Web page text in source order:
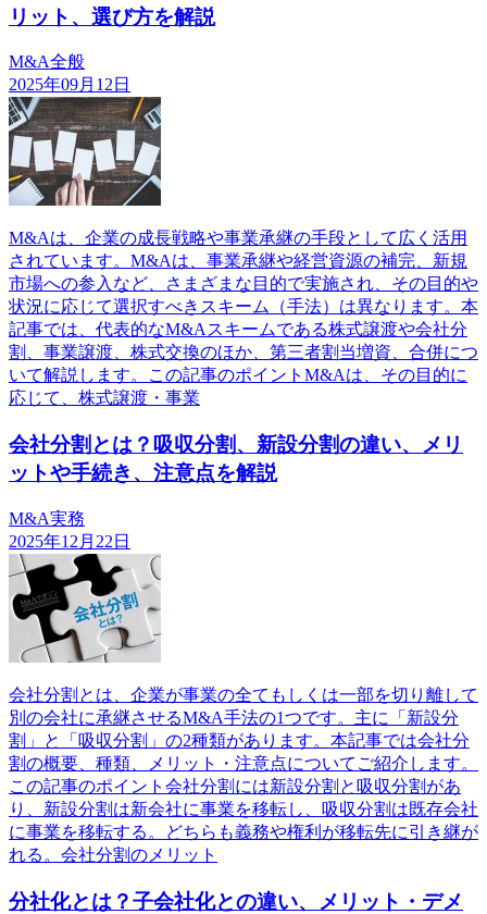
リット、選び方を解説
M&A全般
2025年09月12日
M&Aは、企業の成長戦略や事業承継の手段として広く活用
されています。M&Aは、事業承継や経営資源の補完、新規
市場への参入など、さまざまな目的で実施され、その目的や
状況に応じて選択すべきスキーム（手法）は異なります。本
記事では、代表的なM&Aスキームである株式譲渡や会社分
割、事業譲渡、株式交換のほか、第三者割当増資、合併につ
いて解説します。この記事のポイントM&Aは、その目的に
応じて、株式譲渡・事業
会社分割とは？吸収分割、新設分割の違い、メリ
ットや手続き、注意点を解説
M&A実務
2025年12月22日
会社分割とは、企業が事業の全てもしくは一部を切り離して
別の会社に承継させるM&A手法の1つです。主に「新設分
割」と「吸収分割」の2種類があります。本記事では会社分
割の概要、種類、メリット・注意点についてご紹介します。
この記事のポイント会社分割には新設分割と吸収分割があ
り、新設分割は新会社に事業を移転し、吸収分割は既存会社
に事業を移転する。どちらも義務や権利が移転先に引き継が
れる。会社分割のメリット
分社化とは？子会社化との違い、メリット・デメ